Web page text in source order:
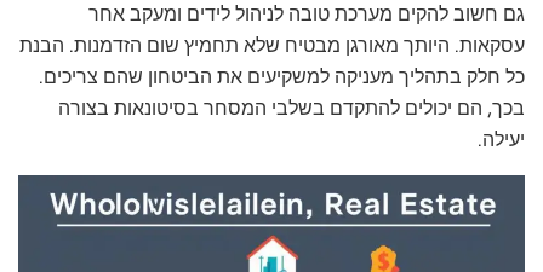
גם חשוב להקים מערכת טובה לניהול לידים ומעקב אחר
עסקאות. היותך מאורגן מבטיח שלא תחמיץ שום הזדמנות. הבנת
כל חלק בתהליך מעניקה למשקיעים את הביטחון שהם צריכים.
בכך, הם יכולים להתקדם בשלבי המסחר בסיטונאות בצורה
יעילה.